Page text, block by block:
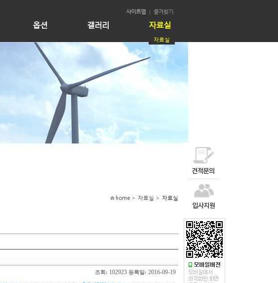
사이트맵 즐겨찾기
옵션 갤러리 자료실
자료실
home > 자료실 > 자료실
조회: 102923 등록일: 2016-09-19